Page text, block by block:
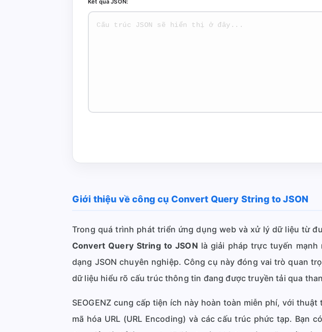
Kết quả JSON:
Giới thiệu về công cụ Convert Query String to JSON
Trong quá trình phát triển ứng dụng web và xử lý dữ liệu từ
Convert Query String to JSON là giải pháp trực tuyến
dạng JSON chuyên nghiệp. Công cụ này đóng vai trò quan
dữ liệu hiểu rõ cấu trúc thông tin đang được truyền tải qua
SEOGENZ cung cấp tiện ích này hoàn toàn miễn phí, với
mã hóa URL (URL Encoding) và các cấu trúc phức tạp. Bạn